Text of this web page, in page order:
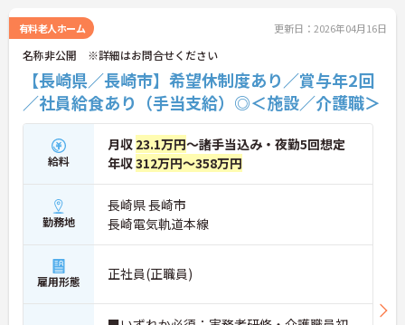
を目指したい方にも最適です。ご興味のある方に
は、面接対策ポイントなど、さらに詳細をお話しし
ますのでお気軽にご相談ください！
有料老人ホーム 更新日：2026年04月16日
名称非公開 ※詳細はお問合せください
【長崎県／長崎市】希望休制度あり／賞与年2回
／社員給食あり（手当支給）◎＜施設／介護職＞
給料
月収 23.1万円～諸手当込み・夜勤5回想定
年収312万円～358万円
勤務地
長崎県 長崎市
長崎電気軌道本線
雇用形態 正社員(正職員)